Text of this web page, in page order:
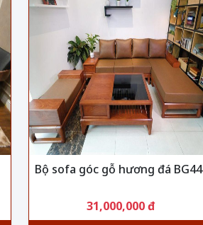
Bộ sofa góc gỗ hương đá BG44
31,000,000 đ